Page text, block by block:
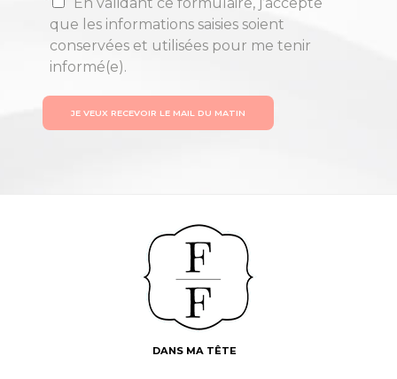
que les informations saisies soient
conservées et utilisées pour me tenir
informé(e).
JE VEUX RECEVOIR LE MAIL DU MATIN
DANS MA TÊTE